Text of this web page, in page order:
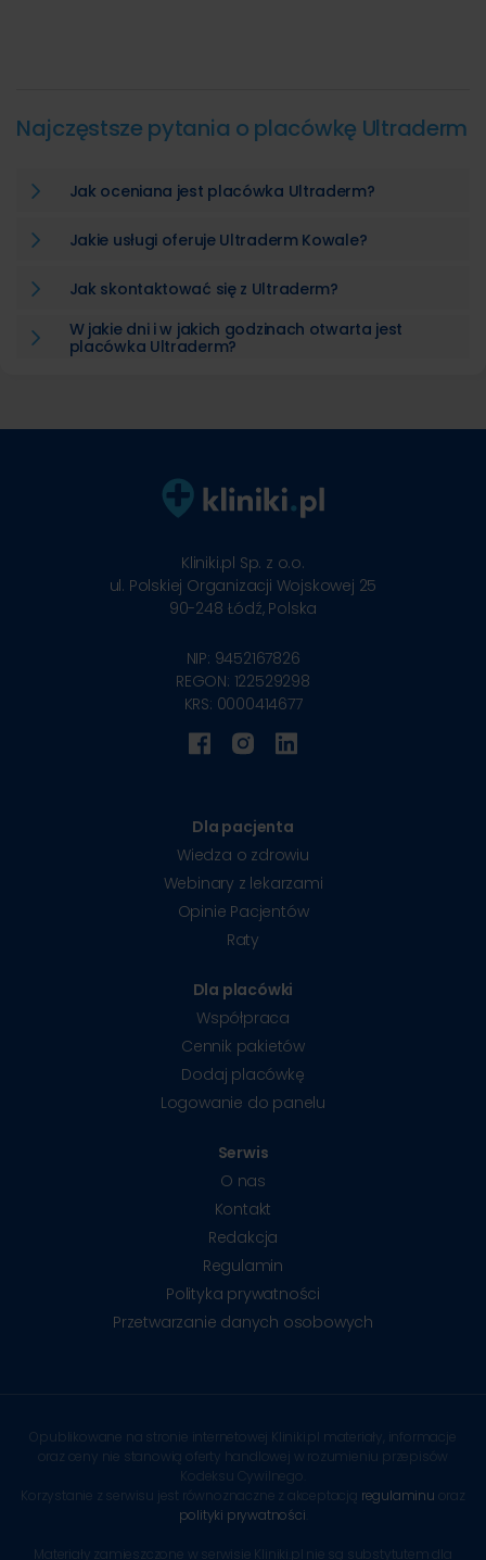
Najczęstsze pytania o placówkę Ultraderm
Jak oceniana jest placówka Ultraderm?
Jakie usługi oferuje Ultraderm Kowale?
Jak skontaktować się z Ultraderm?
W jakie dni i w jakich godzinach otwarta jest
placówka Ultraderm?
Kliniki.pl Sp. z o.o.
ul. Polskiej Organizacji Wojskowej 25
90-248 Łódź, Polska
NIP: 9452167826
REGON: 122529298
KRS: 0000414677
Dla pacjenta
Wiedza o zdrowiu
Webinary z lekarzami
Opinie Pacjentów
Raty
Dla placówki
Współpraca
Cennik pakietów
Dodaj placówkę
Logowanie do panelu
Serwis
O nas
Kontakt
Redakcja
Regulamin
Polityka prywatności
Przetwarzanie danych osobowych
Opublikowane na stronie internetowej Kliniki.pl materiały, informacje
oraz ceny nie stanowią oferty handlowej w rozumieniu przepisów
Kodeksu Cywilnego.
Korzystanie z serwisu jest równoznaczne z akceptacją regulaminu oraz
polityki prywatności
Materiały zamieszczone w serwisie Kliniki.pl nie są substytutem dla